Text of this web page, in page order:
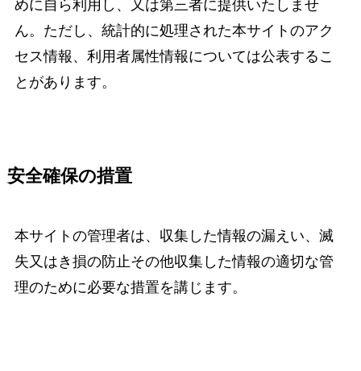
めに自ら利用し、又は第三者に提供いたしませ
ん。ただし、統計的に処理された本サイトのアク
セス情報、利用者属性情報については公表するこ
とがあります。
安全確保の措置
本サイトの管理者は、収集した情報の漏えい、滅
失又はき損の防止その他収集した情報の適切な管
理のために必要な措置を講じます。